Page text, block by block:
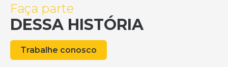
Faça parte
DESSA HISTÓRIA
Trabalhe conosco